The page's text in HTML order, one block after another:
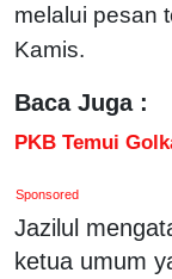
melalui pesan
Kamis.
Baca Juga :
PKB Temui
Sponsored
Jazilul
ketua umum